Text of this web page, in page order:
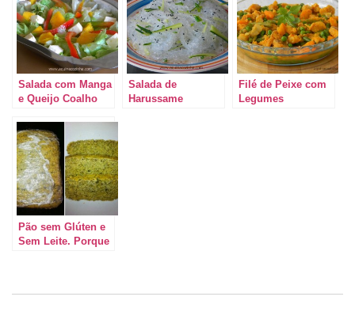
Salada com Manga
e Queijo Coalho
Salada de
Harussame
Filé de Peixe com
Legumes
Pão sem Glúten e
Sem Leite. Porque